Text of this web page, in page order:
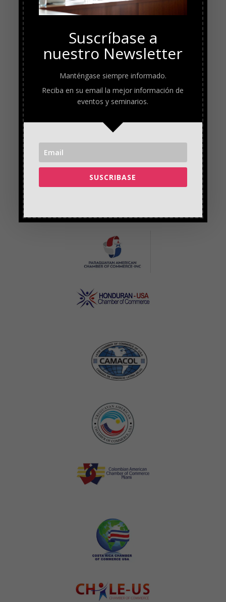
Suscríbase a
nuestro Newsletter
Manténgase siempre informado.
Reciba en su email la mejor información de
eventos y seminarios.
SUSCRIBASE